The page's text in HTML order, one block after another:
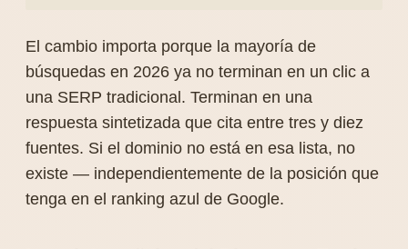
El cambio importa porque la mayoría de
búsquedas en 2026 ya no terminan en un clic a
una SERP tradicional. Terminan en una
respuesta sintetizada que cita entre tres y diez
fuentes. Si el dominio no está en esa lista, no
existe — independientemente de la posición que
tenga en el ranking azul de Google.